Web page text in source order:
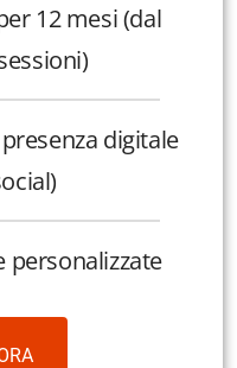
12 mesi (dal
digitale
personalizzate